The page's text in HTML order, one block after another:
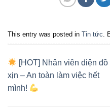
This entry was posted in Tin tức .
[HOT] Nhân viên diện đồ
xịn – An toàn làm việc hết
mình!